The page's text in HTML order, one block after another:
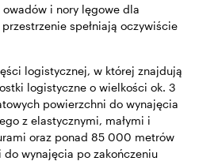
i nory lęgowe dla
spełniają oczywiście
logistycznej, w której znajdują
logistyczne o wielkości ok. 3
powierzchni do wynajęcia
z elastycznymi, małymi i
oraz ponad 85 000 metrów
wynajęcia po zakończeniu